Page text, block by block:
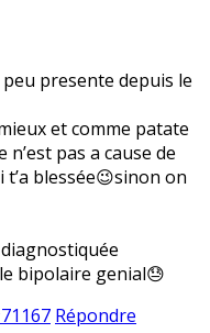
peu presente depuis le
et comme patate
n’est pas a cause de
blessée😉sinon on
diagnostiquée
bipolaire genial😓
Répondre